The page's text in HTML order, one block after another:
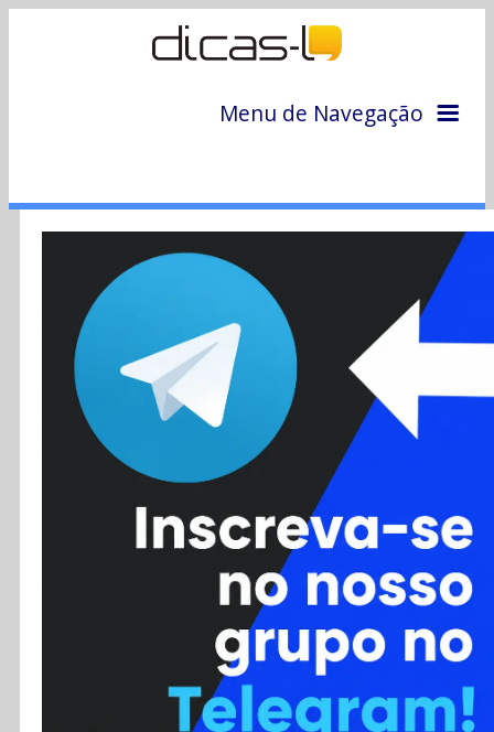
Menu de Navegação
Colunas
Colaboradores
Cursos
Enviar Dica